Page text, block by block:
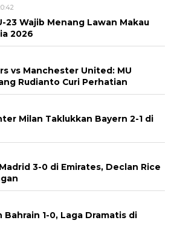
23 Wajib Menang Lawan Makau
2026
vs Manchester United: MU
Rudianto Curi Perhatian
Milan Taklukkan Bayern 2-1 di
3-0 di Emirates, Declan Rice
Bahrain 1-0, Laga Dramatis di